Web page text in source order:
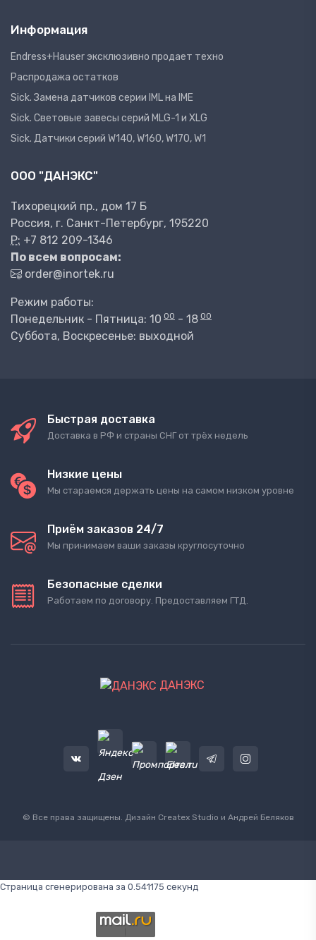
Информация
Endress+Hauser эксклюзивно продает техно
Распродажа остатков
Sick. Замена датчиков серии IML на IME
Sick. Световые завесы серий MLG-1 и XLG
Sick. Датчики серий W140, W160, W170, W1
ООО "ДАНЭКС"
Тихорецкий пр., дом 17 Б
Россия, г. Санкт-Петербург, 195220
P: +7 812 209-1346
По всем вопросам:
order@inortek.ru
Режим работы:
Понедельник - Пятница: 10 00 - 18 00
Суббота, Воскресенье: выходной
Быстрая доставка
Доставка в РФ и страны СНГ от трёх недель
Низкие цены
Мы стараемся держать цены на самом низком уровне
Приём заказов 24/7
Мы принимаем ваши заказы круглосуточно
Безопасные сделки
Работаем по договору. Предоставляем ГТД.
ДАНЭКС
© Все права защищены. Дизайн Createx Studio и Андрей Беляков
Страница сгенерирована за 0.541175 секунд